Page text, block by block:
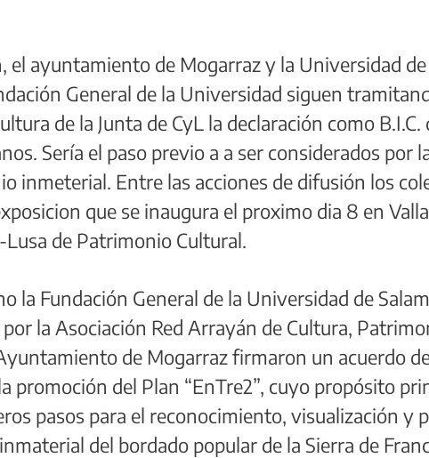
el ayuntamiento de Mogarraz y la Universidad de
General de la Universidad siguen
de la Junta de CyL la declaración como B.I.C.
Sería el paso previo a a ser considerados por
inmeterial. Entre las acciones de difusión los
que se inaugura el proximo dia 8 en
de Patrimonio Cultural.
la Fundación General de la Universidad de
la Asociación Red Arrayán de Cultura,
de Mogarraz firmaron un acuerdo
promoción del Plan “EnTre2”, cuyo propósito
pasos para el reconocimiento, visualización y
del bordado popular de la Sierra de